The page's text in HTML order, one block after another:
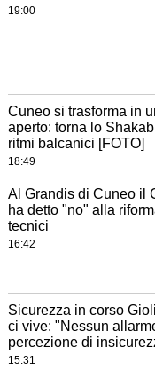
19:00
Cuneo si trasforma in
aperto: torna lo
ritmi balcanici [FOTO]
18:49
Al Grandis di Cuneo il
ha detto "no" alla
tecnici
16:42
Sicurezza in corso
ci vive: "Nessun
percezione di
15:31